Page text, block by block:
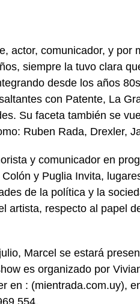
actor, comunicador, y por
siempre la tuvo clara
desde los años
con Patente, La
Su faceta también se
Ruben Rada, Drexler,
y comunicador en
y Puglia Invita,
de la política y la
artista, respecto al papel
Marcel se estará
es organizado por
en : (mientrada.com.uy),
554.